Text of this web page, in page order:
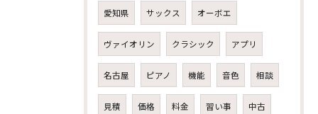
愛知県 サックス オーボエ
ヴァイオリン クラシック アプリ
名古屋 ピアノ 機能 音色 相談
見積 価格 料金 習い事 中古